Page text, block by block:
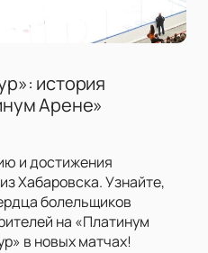
история
Арене»
и достижения
Хабаровска. Узнайте,
болельщиков
на «Платинум
в новых матчах!